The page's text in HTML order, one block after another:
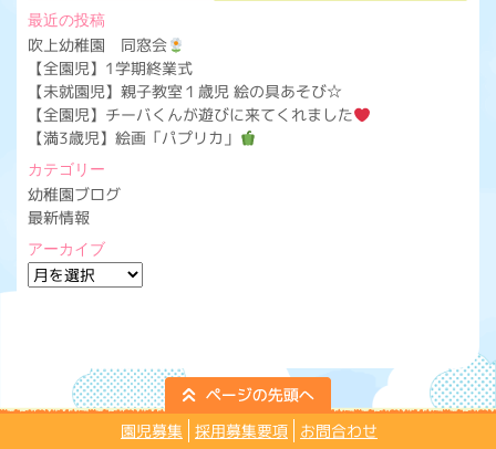
最近の投稿
吹上幼稚園 同窓会
【全園児】1学期終業式
【未就園児】親子教室１歳児 絵の具あそび☆
【全園児】チーバくんが遊びに来てくれました
【満3歳児】絵画「パプリカ」
カテゴリー
幼稚園ブログ
最新情報
アーカイブ
ア
園児募集 採用募集要項 お問合わせ